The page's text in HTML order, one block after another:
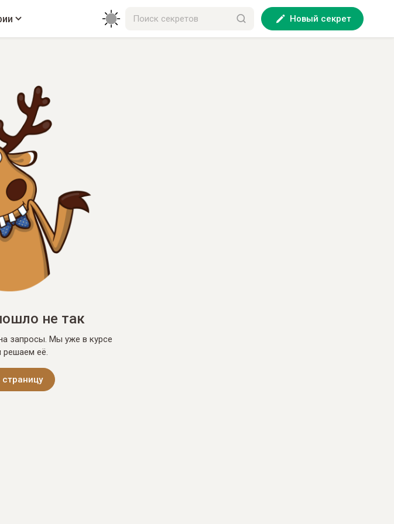
Новый секрет
не так
запросы. Мы уже в курсе
её.